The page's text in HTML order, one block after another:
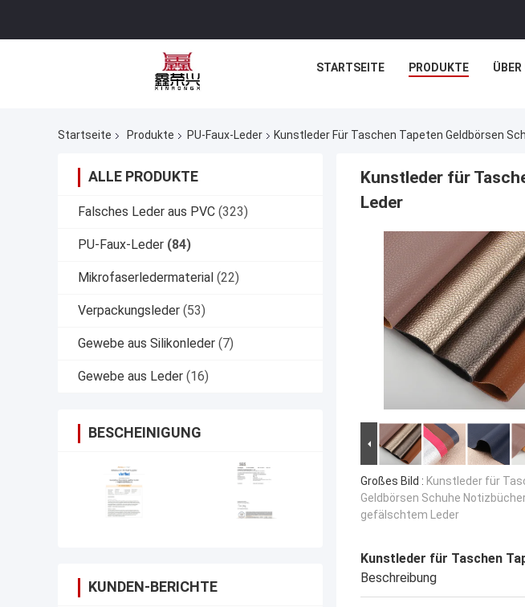
STARTSEITE PRODUKTE ÜBER
Startseite Produkte PU-Faux-Leder Kunstleder Für Taschen Tapeten Geldbörsen
ALLE PRODUKTE
Falsches Leder aus PVC (323)
PU-Faux-Leder (84)
Mikrofaserledermaterial (22)
Verpackungsleder (53)
Gewebe aus Silikonleder (7)
Gewebe aus Leder (16)
BESCHEINIGUNG
KUNDEN-BERICHTE
Kunstleder für
Leder
Großes Bild : Kunstleder für
Geldbörsen Schuhe
gefälschtem Leder
Kunstleder für Taschen
Beschreibung